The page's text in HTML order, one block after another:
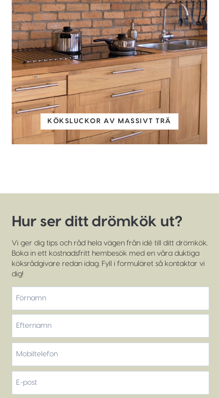
KÖKSLUCKOR AV MASSIVT TRÄ
Hur ser ditt drömkök ut?
Vi ger dig tips och råd hela vägen från idé till ditt drömkök.
Boka in ett kostnadsfritt hembesök med en våra duktiga
köksrådgivare redan idag. Fyll i formuläret så kontaktar vi
dig!
Efternamn
post